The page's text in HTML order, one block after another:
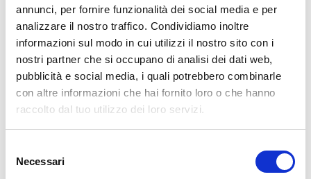
annunci, per fornire funzionalità dei social media e per
analizzare il nostro traffico. Condividiamo inoltre
informazioni sul modo in cui utilizzi il nostro sito con i
nostri partner che si occupano di analisi dei dati web,
pubblicità e social media, i quali potrebbero combinarle
con altre informazioni che hai fornito loro o che hanno
raccolto dal tuo utilizzo dei loro servizi.
process your information.
delNecessari